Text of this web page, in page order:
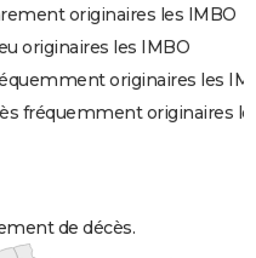
originaires les IMBO
originaires les IMBO
originaires les
fréquemment originaires
de décès.